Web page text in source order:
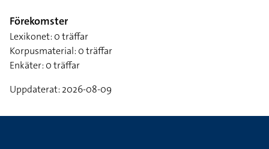
Förekomster
Lexikonet: 0 träffar
Korpusmaterial: 0 träffar
Enkäter: 0 träffar
Uppdaterat: 2026-08-09